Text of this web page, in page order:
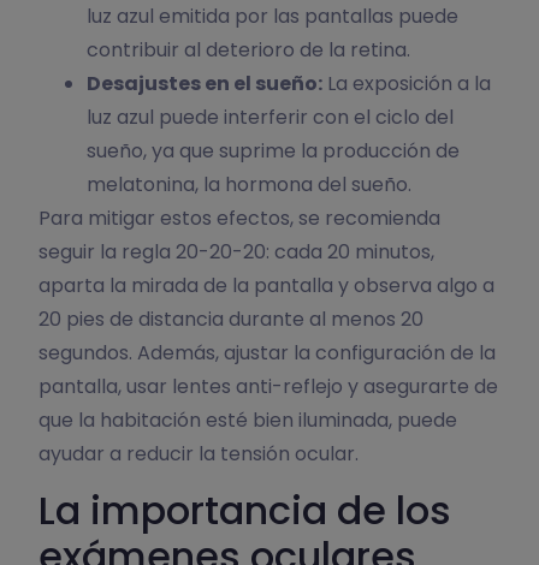
luz azul emitida por las pantallas puede
contribuir al deterioro de la retina.
Desajustes en el sueño: La exposición a la
luz azul puede interferir con el ciclo del
sueño, ya que suprime la producción de
melatonina, la hormona del sueño.
Para mitigar estos efectos, se recomienda
seguir la regla 20-20-20: cada 20 minutos,
aparta la mirada de la pantalla y observa algo a
20 pies de distancia durante al menos 20
segundos. Además, ajustar la configuración de la
pantalla, usar lentes anti-reflejo y asegurarte de
que la habitación esté bien iluminada, puede
ayudar a reducir la tensión ocular.
La importancia de los